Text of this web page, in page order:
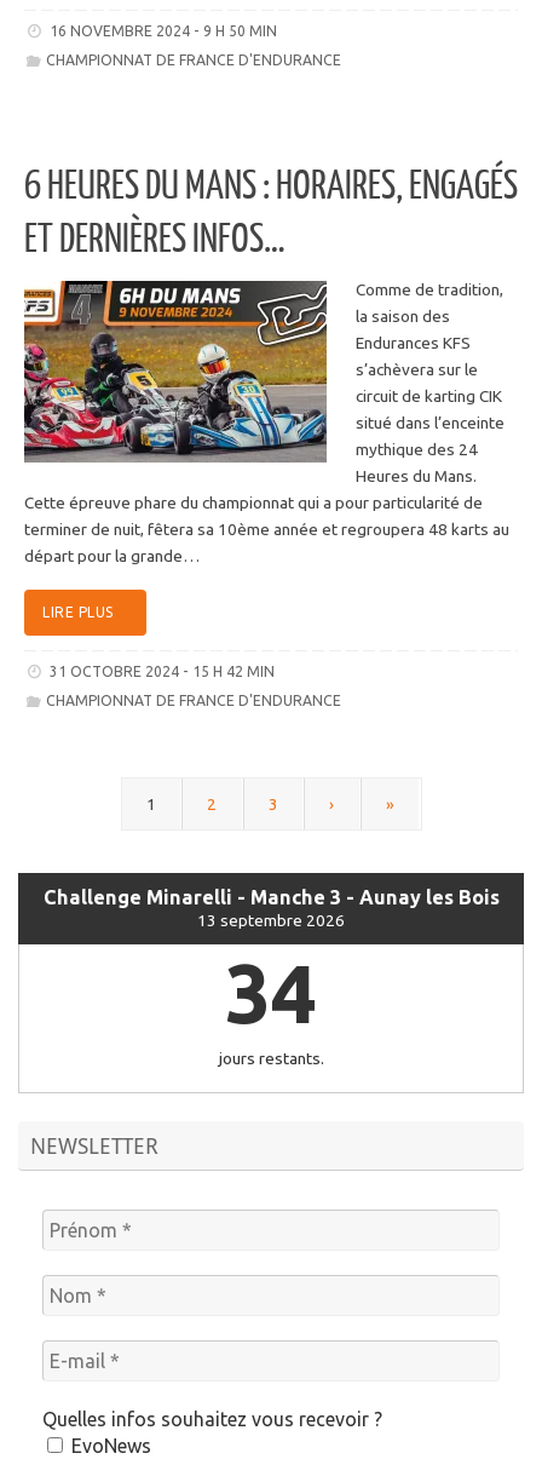
16 NOVEMBRE 2024 - 9 H 50 MIN
CHAMPIONNAT DE FRANCE D'ENDURANCE
6 HEURES DU MANS : HORAIRES, ENGAGÉS
ET DERNIÈRES INFOS…
Comme de tradition,
la saison des
Endurances KFS
s’achèvera sur le
circuit de karting CIK
situé dans l’enceinte
mythique des 24
Heures du Mans.
Cette épreuve phare du championnat qui a pour particularité de
terminer de nuit, fêtera sa 10ème année et regroupera 48 karts au
départ pour la grande…
LIRE PLUS
31 OCTOBRE 2024 - 15 H 42 MIN
CHAMPIONNAT DE FRANCE D'ENDURANCE
1 2 3 › »
Challenge Minarelli - Manche 3 - Aunay les Bois
13 septembre 2026
34
jours restants.
NEWSLETTER
Quelles infos souhaitez vous recevoir ?
EvoNews